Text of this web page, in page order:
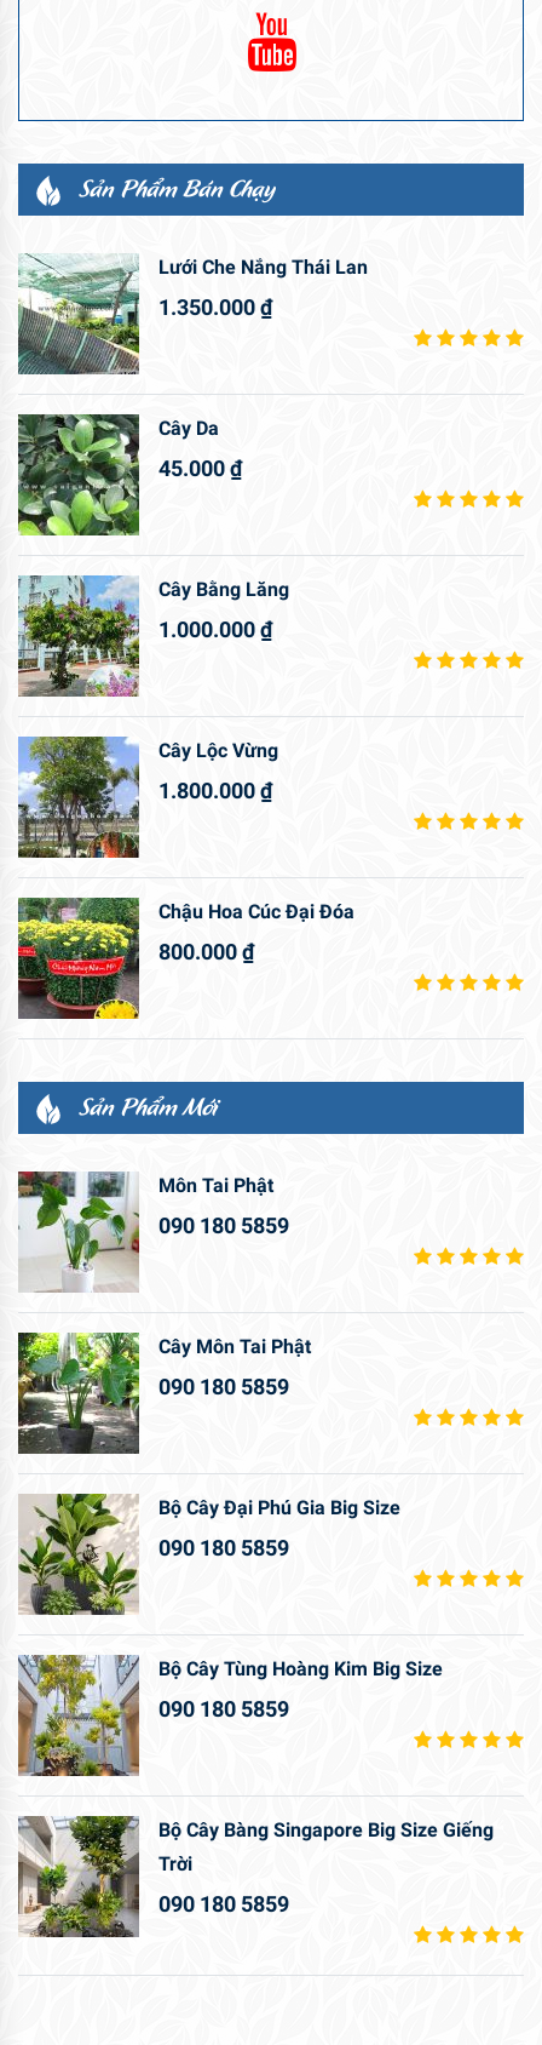
Sản Phẩm Bán Chạy
Lưới Che Nắng Thái Lan
1.350.000₫
Cây Da
45.000₫
Cây Bằng Lăng
1.000.000₫
Cây Lộc Vừng
1.800.000₫
Chậu Hoa Cúc Đại Đóa
800.000₫
Sản Phẩm Mới
Môn Tai Phật
090 180 5859
Cây Môn Tai Phật
090 180 5859
Bộ Cây Đại Phú Gia Big Size
090 180 5859
Bộ Cây Tùng Hoàng Kim Big Size
090 180 5859
Bộ Cây Bàng Singapore Big Size Giếng
Trời
090 180 5859